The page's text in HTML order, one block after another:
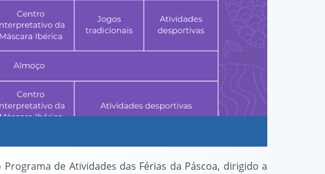
de Atividades das Férias da Páscoa, dirigido a